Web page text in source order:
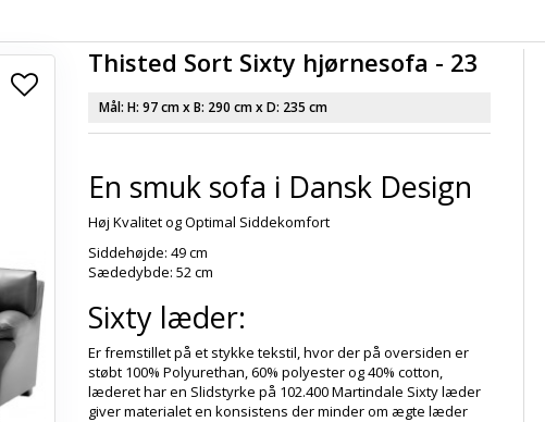
Thisted Sort Sixty hjørnesofa - 23
Mål: H: 97 cmx B: 290 cmx D: 235 cm
En smuk sofa i Dansk Design
Høj Kvalitet og Optimal Siddekomfort
Siddehøjde: 49 cm
Sædedybde: 52 cm
Sixty læder:
Er fremstillet på et stykke tekstil, hvor der på oversiden er
støbt 100% Polyurethan, 60% polyester og 40% cotton,
læderet har en Slidstyrke på 102.400 Martindale Sixty læder
giver materialet en konsistens der minder om ægte læder